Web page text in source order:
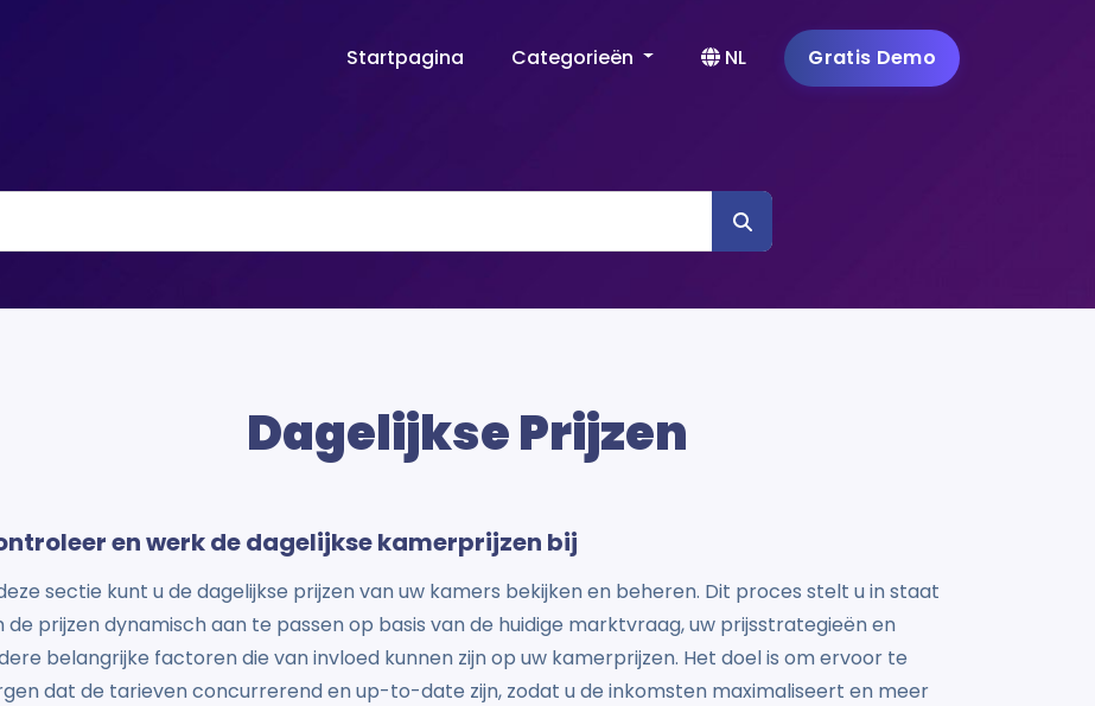
Startpagina Categorieën NL Gratis Demo
Dagelijkse Prijzen
en werk de dagelijkse kamerprijzen bij
sectie kunt u de dagelijkse prijzen van uw kamers bekijken en beheren. Dit proces stelt u in staat
de prijzen dynamisch aan te passen op basis van de huidige marktvraag, uw prijsstrategieën en
belangrijke factoren die van invloed kunnen zijn op uw kamerprijzen. Het doel is om ervoor te
dat de tarieven concurrerend en up-to-date zijn, zodat u de inkomsten maximaliseert en meer